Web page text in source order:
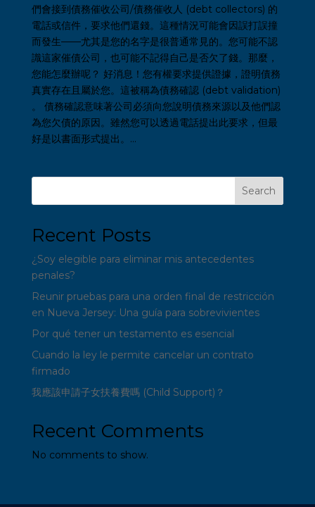
們會接到債務催收公司/債務催收人 (debt collectors) 的
電話或信件，要求他們還錢。這種情況可能會因誤打誤撞
而發生——尤其是您的名字是很普通常見的。您可能不認
識這家催債公司，也可能不記得自己是否欠了錢。那麼，
您能怎麼辦呢？ 好消息！您有權要求提供證據，證明債務
真實存在且屬於您。這被稱為債務確認 (debt validation)
。 債務確認意味著公司必須向您說明債務來源以及他們認
為您欠債的原因。雖然您可以透過電話提出此要求，但最
好是以書面形式提出。...
Search
Recent Posts
¿Soy elegible para eliminar mis antecedentes
penales?
Reunir pruebas para una orden final de restricción
en Nueva Jersey: Una guía para sobrevivientes
Por qué tener un testamento es esencial
Cuando la ley le permite cancelar un contrato
firmado
我應該申請子女扶養費嗎 (Child Support)？
Recent Comments
No comments to show.